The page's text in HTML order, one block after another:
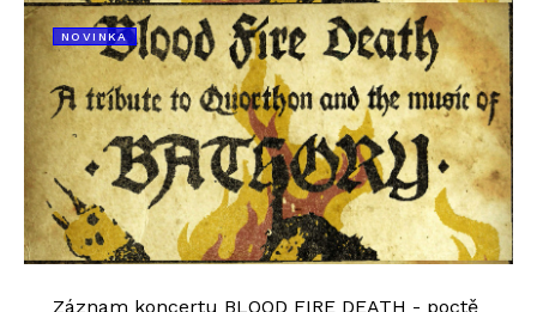
NOVINKA
Záznam koncertu BLOOD FIRE DEATH - poctě